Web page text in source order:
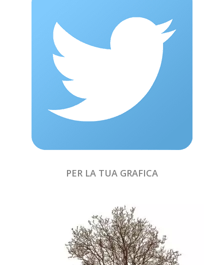
PER LA TUA GRAFICA